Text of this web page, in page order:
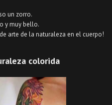
un zorro.
y muy bello.
arte de la naturaleza en el cuerpo!
colorida